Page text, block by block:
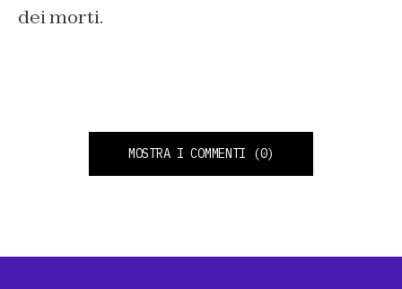
dei morti.
MOSTRA I COMMENTI (0)